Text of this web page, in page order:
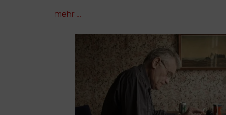
mehr …